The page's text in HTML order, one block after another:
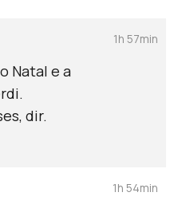
Natal e a
dir.
1h 57min
1h 54min